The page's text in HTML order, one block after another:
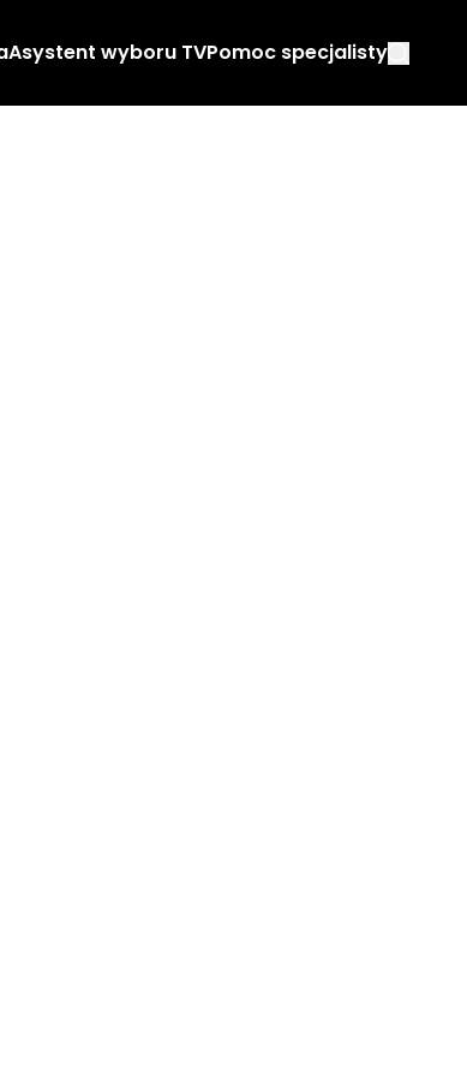
Asystent wyboru TVPomoc specjalisty